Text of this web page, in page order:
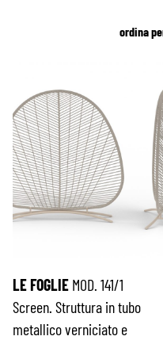
ordina
LE FOGLIE MOD. 141/1
Screen. Struttura in tubo
metallico verniciato e